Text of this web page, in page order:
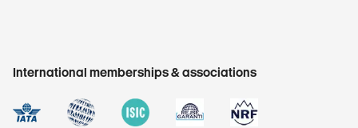
International memberships & associations